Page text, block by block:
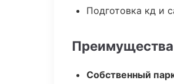
Подготовка кд и
Собственный